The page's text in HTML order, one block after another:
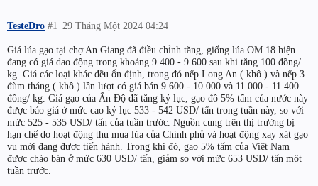
TesteDro 29 Tháng Một 2024 04:24
#1
Giá lúa gạo tại chợ An Giang đã điều chỉnh tăng, giống lúa OM 18 hiện
đang có giá dao động trong khoảng 9.400 - 9.600 sau khi tăng 100 đồng/
kg. Giá các loại khác đều ổn định, trong đó nếp Long An ( khô ) và nếp 3
đùm tháng ( khô ) lần lượt có giá bán 9.600 - 10.000 và 11.000 - 11.400
đồng/ kg. Giá gạo của Ấn Độ đã tăng kỷ lục, gạo đồ 5% tấm của nước này
được báo giá ở mức cao kỷ lục 533 - 542 USD/ tấn trong tuần này, so với
mức 525 - 535 USD/ tấn của tuần trước. Nguồn cung trên thị trường bị
hạn chế do hoạt động thu mua lúa của Chính phủ và hoạt động xay xát gạo
vụ mới đang được tiến hành. Trong khi đó, gạo 5% tấm của Việt Nam
được chào bán ở mức 630 USD/ tấn, giảm so với mức 653 USD/ tấn một
tuần trước.